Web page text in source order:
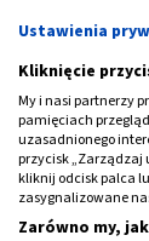
Ustawienia
Kliknięcie
My i nasi partnerzy
pamięciach
uzasadnionego
przycisk „Zarządzaj
kliknij odcisk palca
zasygnalizowane
Zarówno my,